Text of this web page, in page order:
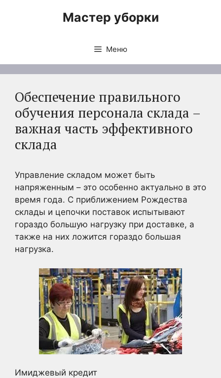
Мастер уборки
Меню
Обеспечение правильного
обучения персонала склада –
важная часть эффективного
склада
Управление складом может быть
напряженным – это особенно актуально в это
время года. С приближением Рождества
склады и цепочки поставок испытывают
гораздо большую нагрузку при доставке, а
также на них ложится гораздо большая
нагрузка.
Имиджевый кредит